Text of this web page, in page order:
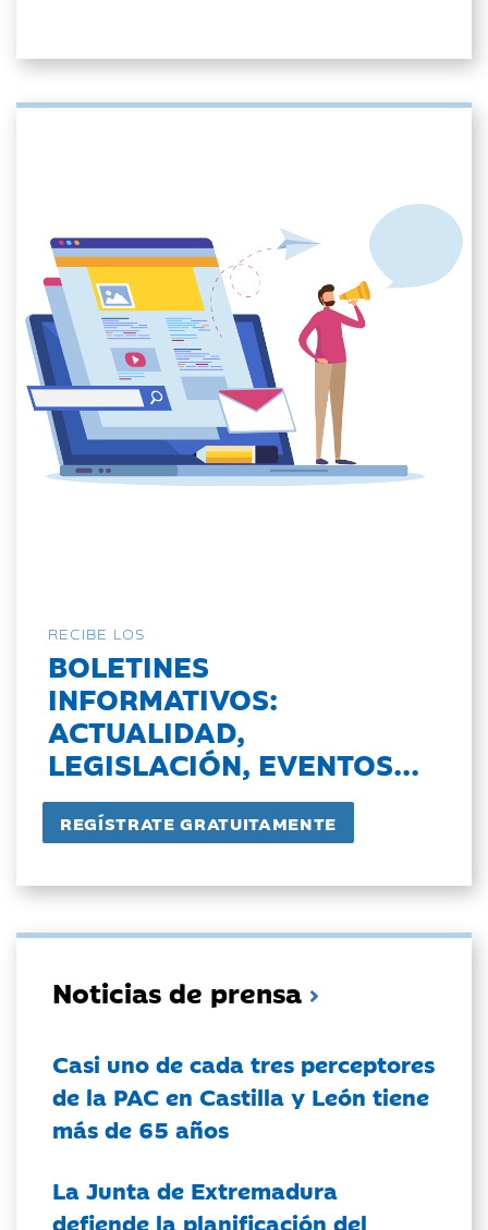
RECIBE LOS
BOLETINES
INFORMATIVOS:
ACTUALIDAD,
LEGISLACIÓN, EVENTOS...
Noticias de prensa
Casi uno de cada tres perceptores
de la PAC en Castilla y León tiene
más de 65 años
La Junta de Extremadura
defiende la planificación del